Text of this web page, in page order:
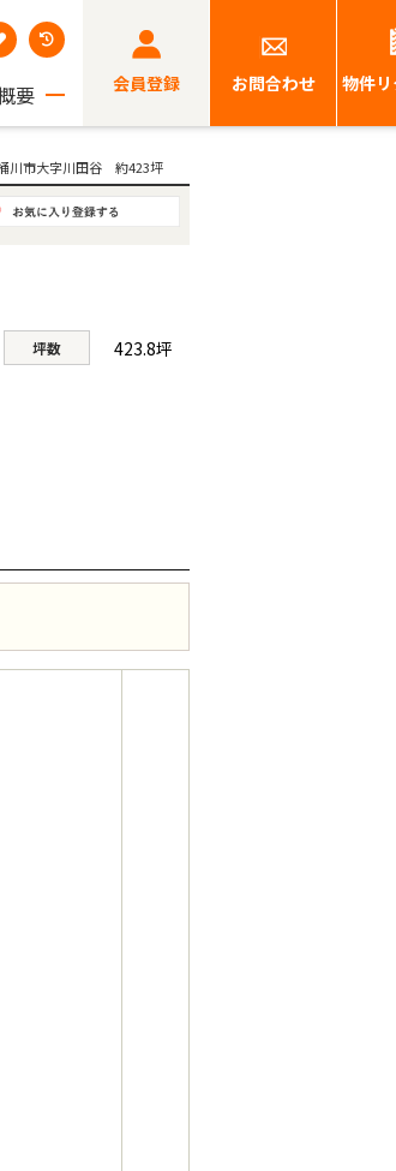
要 会員登録 お問合わせ 物件
桶川市大字川田谷 約423坪
坪数 423.8坪